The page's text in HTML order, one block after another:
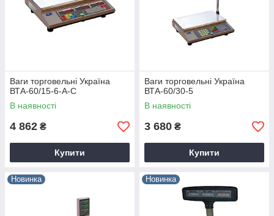
Ваги торговельні Україна
ВТА-60/15-6-А-С
В наявності
4 862 ₴
Купити
Ваги торговельні Україна
ВТА-60/30-5
В наявності
3 680 ₴
Купити
Новинка Новинка